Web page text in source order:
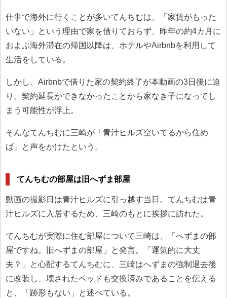
仕事で海外に行くことが多いてんちむは、「家賃がもった
いない」という理由で家を借りておらず、昨年の約4カ月に
およぶ海外滞在の帰国以降は、ホテルやAirbnbを利用して
生活をしている。
しかし、Airbnbで借りた家の契約終了が本動画の3日後に迫
り、契約延長ができなかったことから家なき子になってし
まう可能性が浮上。
そんなてんちむに三崎が「青汁ヒルズ空いてるから住め
ば」と声をかけたという。
てんちむの部屋は旧へずま部屋
動画の撮影日は青汁ヒルズに引っ越す当日。てんちむは青
汁ヒルズに入居するため、三崎のもとに挨拶に訪れた。
てんちむが実際に住む部屋について三崎は、「へずまの部
屋ですね。旧へずまの部屋」と発言。「運気的に大丈
夫？」と心配するてんちむに、三崎はへずまの強制退去後
に改装し、壊されたベッドも交換済みであることを伝える
と、「跡形もない」と述べている。